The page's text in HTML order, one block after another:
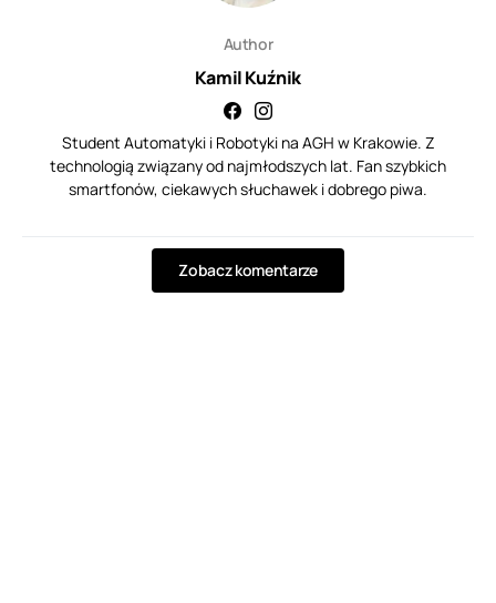
Author
Kamil Kuźnik
Student Automatyki i Robotyki na AGH w Krakowie. Z
technologią związany od najmłodszych lat. Fan szybkich
smartfonów, ciekawych słuchawek i dobrego piwa.
Zobacz komentarze